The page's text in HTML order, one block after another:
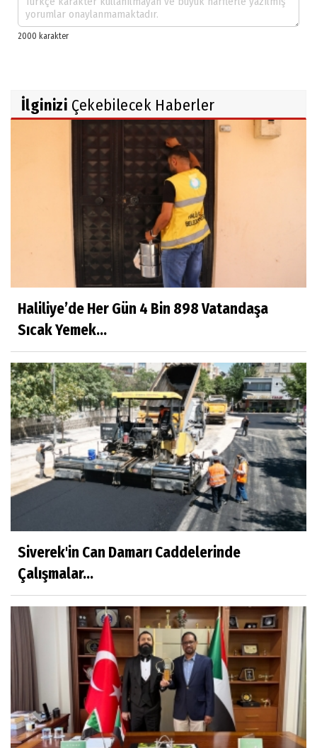
İlginizi Çekebilecek Haberler
Haliliye’de Her Gün 4 Bin 898 Vatandaşa
Sıcak Yemek...
Siverek'in Can Damarı Caddelerinde
Çalışmalar...